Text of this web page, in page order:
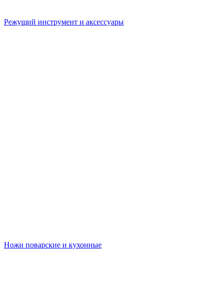
Режущий инструмент и аксессуары
Ножи поварские и кухонные